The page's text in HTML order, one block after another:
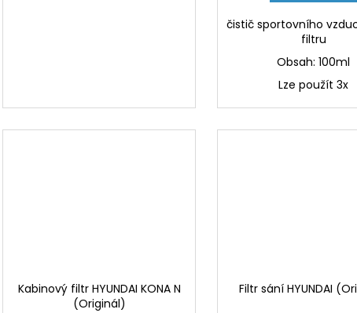
čistič sportovního
filtru
Obsah: 100ml
Lze použít 3x
Kabinový filtr HYUNDAI KONA N
(Originál)
Filtr sání HYUNDAI